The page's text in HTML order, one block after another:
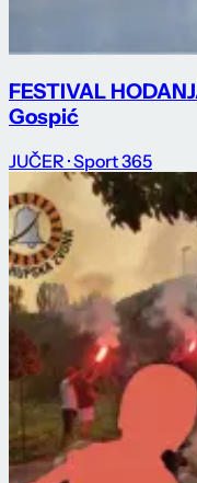
FESTIVAL
Gospić
JUČER · Sport 365